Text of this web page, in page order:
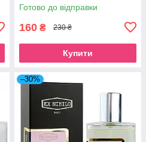
Готово до відправки
160 ₴ 230 ₴
Купити
–30%